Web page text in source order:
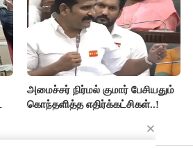
அமைச்சர் நிர்மல் குமார் பேசியதும்
கொந்தளித்த எதிர்க்கட்சிகள்..!